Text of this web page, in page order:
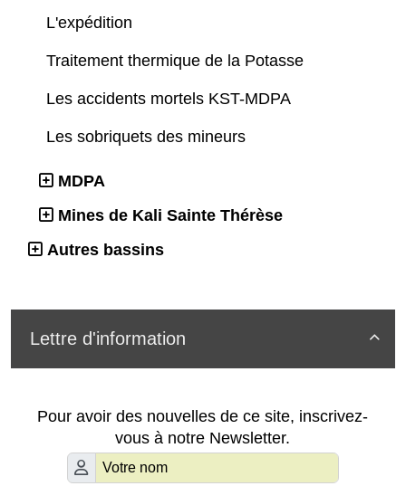
L'expédition
Traitement thermique de la Potasse
Les accidents mortels KST-MDPA
Les sobriquets des mineurs
MDPA
Mines de Kali Sainte Thérèse
Autres bassins

Lettre d'information
Pour avoir des nouvelles de ce site, inscrivez-
vous à notre Newsletter.